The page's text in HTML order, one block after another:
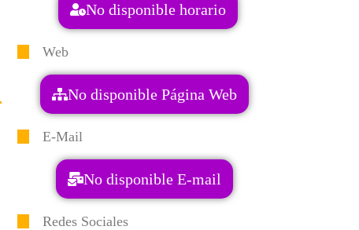
No disponible horario
Web
No disponible Página Web
E-Mail
No disponible E-mail
Redes Sociales